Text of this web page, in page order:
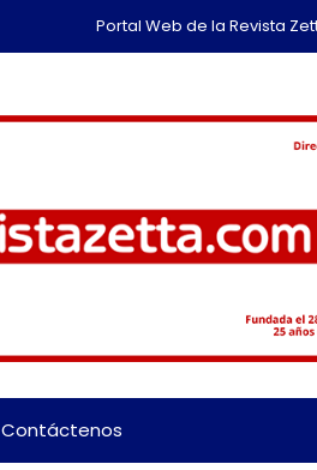
Portal Web de la Revista Zetta -
Contáctenos